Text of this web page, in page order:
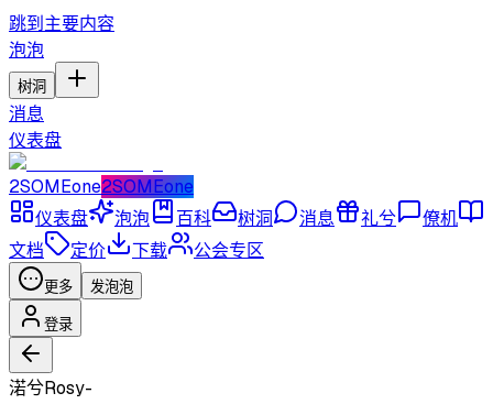
跳到主要内容
泡泡
树洞
消息
仪表盘
2SOMEone2SOMEone
仪表盘
泡泡 百科 树洞 消息 礼兮
僚机
文档
定价 下载 公会专区
更多 发泡泡
登录
渃兮Rosy-